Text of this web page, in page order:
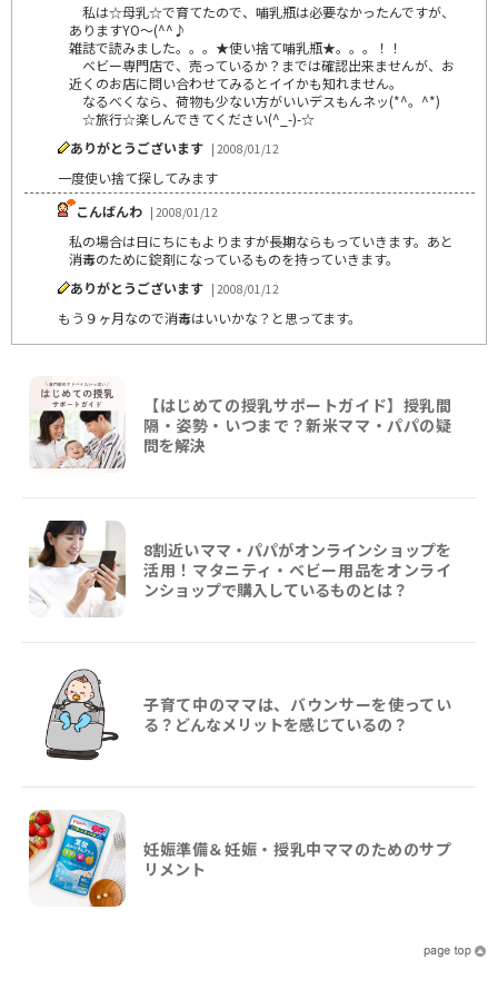
私は☆母乳☆で育てたので、哺乳瓶は必要なかったんですが、
ありますYO～(^^♪
雑誌で読みました。。。★使い捨て哺乳瓶★。。。！！
ベビー専門店で、売っているか？までは確認出来ませんが、お
近くのお店に問い合わせてみるとイイかも知れません。
なるべくなら、荷物も少ない方がいいデスもんネッ(*^。^*)
☆旅行☆楽しんできてください(^_-)-☆
ありがとうございます | 2008/01/12
一度使い捨て探してみます
こんばんわ | 2008/01/12
私の場合は日にちにもよりますが長期ならもっていきます。あと
消毒のために錠剤になっているものを持っていきます。
ありがとうございます | 2008/01/12
もう９ヶ月なので消毒はいいかな？と思ってます。
【はじめての授乳サポートガイド】授乳間
隔・姿勢・いつまで？新米ママ・パパの疑
問を解決
8割近いママ・パパがオンラインショップを
活用！マタニティ・ベビー用品をオンライ
ンショップで購入しているものとは？
子育て中のママは、バウンサーを使ってい
る？どんなメリットを感じているの？
妊娠準備＆妊娠・授乳中ママのためのサプ
リメント